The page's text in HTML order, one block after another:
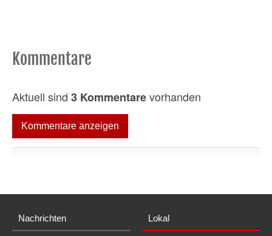
Kommentare
Aktuell sind 3 Kommentarevorhanden
Kommentare anzeigen
Nachrichten Lokal